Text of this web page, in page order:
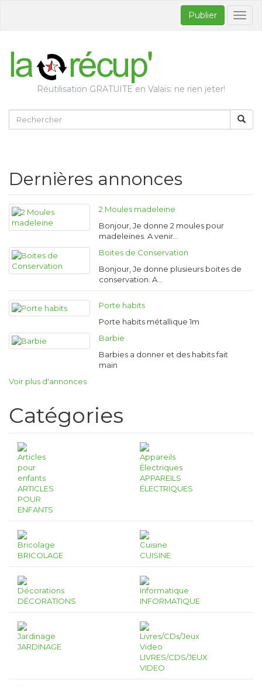
Publier
Réutilisation GRATUITE en Valais: ne rien jeter!
Dernières annonces
2 Moules madeleine
Bonjour, Je donne 2 moules pour
madeleines. A venir…
Boites de Conservation
Bonjour, Je donne plusieurs boites de
conservation. A…
Porte habits
Porte habits métallique 1m
Barbie
Barbies a donner et des habits fait
main
Voir plus d'annonces
Catégories
ARTICLES
POUR
ENFANTS
APPAREILS
ÉLECTRIQUES
BRICOLAGE CUISINE
DÉCORATIONS INFORMATIQUE
JARDINAGE
LIVRES/CDS/JEUX
VIDEO